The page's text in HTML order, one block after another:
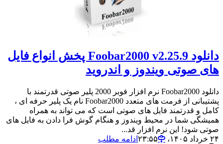
دانلود Foobar2000 v2.25.9 پخش انواع فایل
های صوتی ویندوز و اندروید
دانلود Foobar2000 نرم افزار فوبر 2000 پلیر صوتی قدرتمند با
پشتیبانی از فرمت های متعدد Foobar2000 نام یک پلیر حرفه ای ،
کامل و قدرتمند فایل های صوتی است که می تواند به همراه
همیشگی شما در محیط ویندوز و هنگام گوش فرا دادن به فایل های
صوتی شود! این نرم افزار قد...
۲۴ خرداد ۱۴۰۵،‏ ۲۳:۵۵
ادامه مطلب